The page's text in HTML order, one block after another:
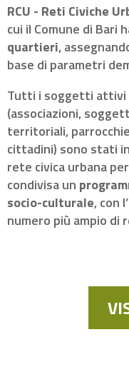
RCU - Reti Civiche
cui il Comune di Bari
quartieri,
base di parametri
Tutti i soggetti attivi
(associazioni,
territoriali,
cittadini) sono stati
rete civica urbana
condivisa un
socio-culturale, con
numero più ampio di